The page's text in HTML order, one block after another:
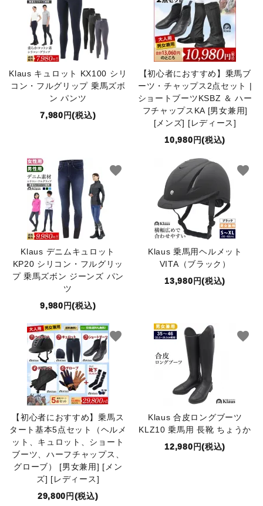
競技用ウェア
鐙(あぶみ)・鐙革
ゼッケン・パッド
頭絡・手綱・ハミ・耳ネット
馬プロテクター・肢巻・わんこ
手入れ用品・厩舎用品
鞍・サドル用品・腹帯
馬着
調教用具
セット品
収納バッグ
馬グッズ・アクセサリー
本・雑誌
その他ペットグッズ
アウトレット商品
ブランド一覧
Klaus キュロット KX100 シリ
コン・フルグリップ 乗馬ズボ
ン パンツ
7,980円(税込)
【初心者におすすめ】乗馬ブ
ーツ・チャップス2点セット |
ショートブーツKSBZ ＆ ハー
フチャップスKA [男女兼用]
[メンズ] [レディース]
10,980円(税込)
Klaus デニムキュロット
KP20 シリコン・フルグリッ
プ 乗馬ズボン ジーンズ パン
ツ
9,980円(税込)
favorite
Klaus 乗馬用ヘルメット
VITA（ブラック）
13,980円(税込)
favorite
【初心者におすすめ】乗馬ス
タート基本5点セット（ヘルメ
ット、キュロット、ショート
ブーツ、ハーフチャップス、
グローブ） [男女兼用] [メン
ズ] [レディース]
29,800円(税込)
favorite
Klaus 合皮ロングブーツ
KLZ10 乗馬用 長靴 ちょうか
12,980円(税込)
favorite